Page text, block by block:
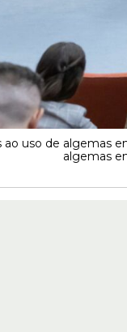
ao uso de algemas
algemas